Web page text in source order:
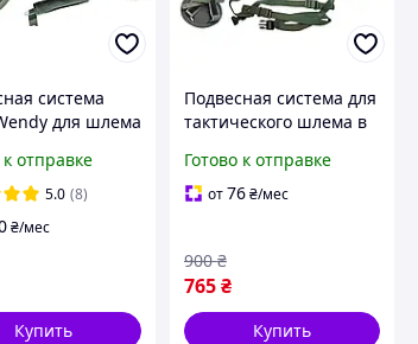
система
для шлема
MICH,
к отправке
5.0 (8)
₴/мес
Купить
Подвесная система для
тактического шлема в
Готово к отправке
от76₴/мес
765₴
900 ₴
Купить